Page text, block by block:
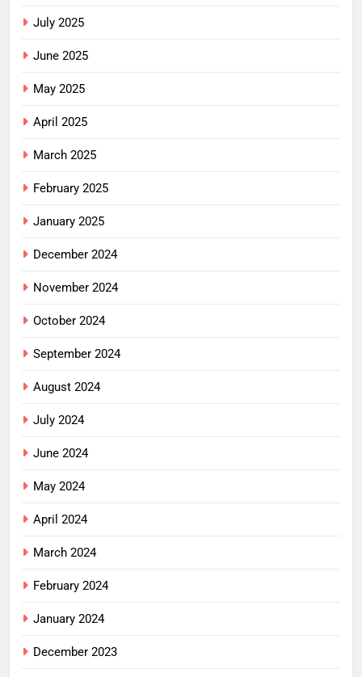
July 2025
June 2025
May 2025
April 2025
March 2025
February 2025
January 2025
December 2024
November 2024
October 2024
September 2024
August 2024
July 2024
June 2024
May 2024
April 2024
March 2024
February 2024
January 2024
December 2023